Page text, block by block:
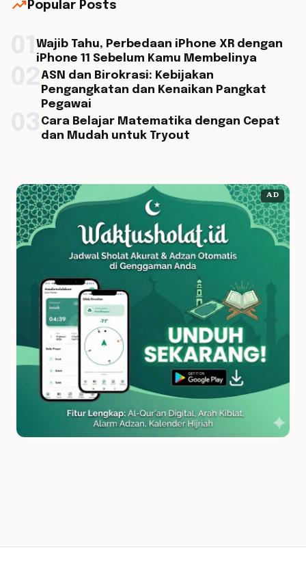
trending_up Popular Posts
Wajib Tahu, Perbedaan iPhone XR dengan
iPhone 11 Sebelum Kamu Membelinya
ASN dan Birokrasi: Kebijakan
Pengangkatan dan Kenaikan Pangkat
Pegawai
Cara Belajar Matematika dengan Cepat
dan Mudah untuk Tryout
AD